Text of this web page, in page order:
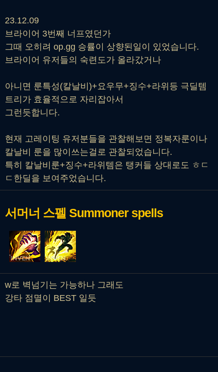
23.12.09
브라이어 3번째 너프였던가
그때 오히려 op.gg 승률이 상향된일이 있었습니다.
브라이어 유저들의 숙련도가 올라갔거나
아니면 룬특성(칼날비)+요우무+징수+라위등 극딜템
트리가 효율적으로 자리잡아서
그런듯합니다.
현재 고레이팅 유저분들을 관찰해보면 정복자룬이나
칼날비 룬을 많이쓰는걸로 관찰되었습니다.
특히 칼날비룬+징수+라위템은 탱커들 상대로도 ㅎㄷ
ㄷ한딜을 보여주었습니다.
서머너 스펠 Summoner spells
w로 벽넘기는 가능하나 그래도
강타 점멸이 BEST 일듯